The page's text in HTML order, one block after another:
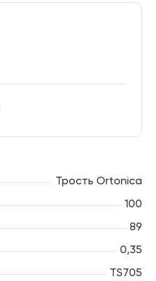
Трость Ortonica
100
89
0,35
TS705